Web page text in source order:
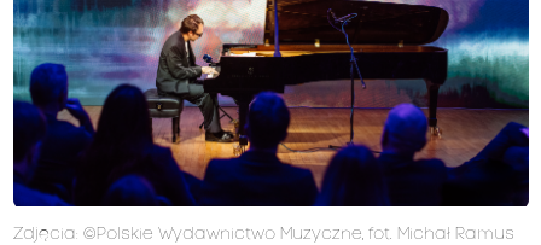
Zdjęcia: ©Polskie Wydawnictwo Muzyczne, fot. Michał Ramus